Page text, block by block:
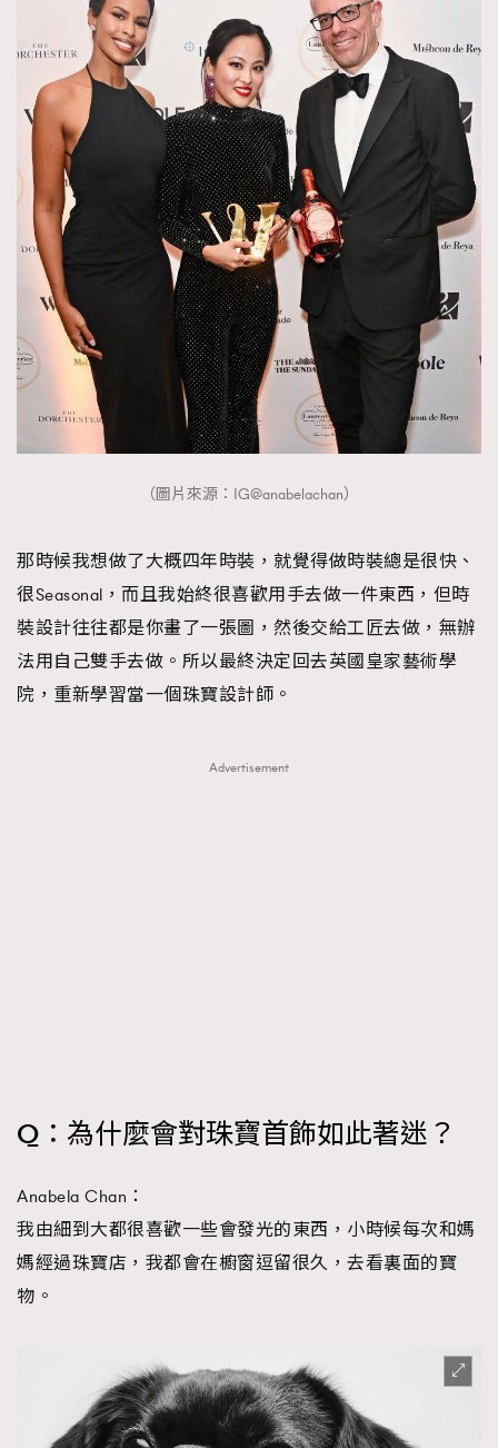
（圖片來源：IG@anabelachan）
那時候我想做了大概四年時裝，就覺得做時裝總是很快、
很Seasonal，而且我始終很喜歡用手去做一件東西，但時
裝設計往往都是你畫了一張圖，然後交給工匠去做，無辦
法用自己雙手去做。所以最終決定回去英國皇家藝術學
院，重新學習當一個珠寶設計師。
Advertisement
Q：為什麼會對珠寶首飾如此著迷？
Anabela Chan：
我由細到大都很喜歡一些會發光的東西，小時候每次和媽
媽經過珠寶店，我都會在櫥窗逗留很久，去看裏面的寶
物。